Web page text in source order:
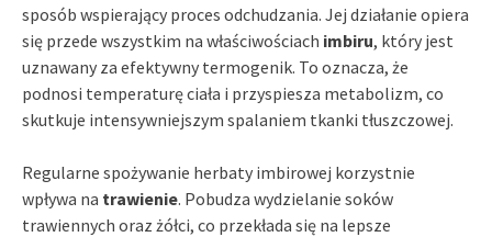
sposób wspierający proces odchudzania. Jej działanie opiera
się przede wszystkim na właściwościach imbiru, który jest
uznawany za efektywny termogenik. To oznacza, że
podnosi temperaturę ciała i przyspiesza metabolizm, co
skutkuje intensywniejszym spalaniem tkanki tłuszczowej.
Regularne spożywanie herbaty imbirowej korzystnie
wpływa na trawienie. Pobudza wydzielanie soków
trawiennych oraz żółci, co przekłada się na lepsze